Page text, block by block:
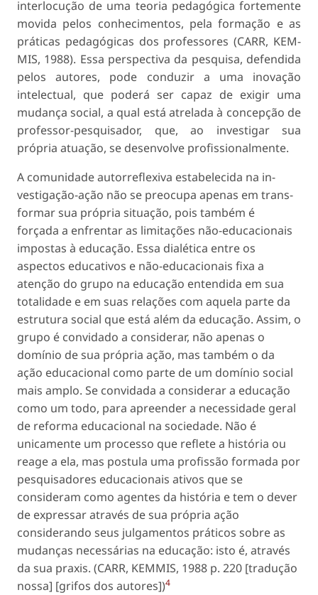
interlocução de uma teoria pedagógica fortemente
movida pelos conhecimentos, pela formação e as
práticas pedagógicas dos professores (CARR, KEM­
MIS, 1988). Essa perspectiva da pesquisa, defendi­da
pelos autores, pode conduzir a uma inovação
intelectual, que poderá ser capaz de exigir uma
mudança social, a qual está atrelada à concepção de
professor-pesquisador, que, ao investigar sua
própria atuação, se desenvolve profissionalmente.
A comunidade autorreflexiva estabelecida na in­
vestigação-ação não se preocupa apenas em trans­
formar sua própria situação, pois também é
forçada a enfrentar as limitações não-educacionais
impostas à educação. Essa dialética entre os
aspectos educa­tivos e não-educacionais fixa a
atenção do grupo na educação entendida em sua
totalidade e em suas relações com aquela parte da
estrutura social que está além da educação. Assim, o
grupo é convidado a considerar, não apenas o
domínio de sua própria ação, mas também o da
ação educacional como parte de um domínio social
mais amplo. Se convidada a considerar a educação
como um todo, para apre­ender a necessidade geral
de reforma educacional na sociedade. Não é
unicamente um processo que reflete a história ou
reage a ela, mas postula uma profissão formada por
pesquisadores educacionais ativos que se
consideram como agentes da história e tem o dever
de expressar através de sua própria ação
considerando seus julgamentos práticos sobre as
mudanças necessárias na educação: isto é, através
da sua praxis. (CARR, KEMMIS, 1988 p. 220 [tradução
nossa] [grifos dos autores])4